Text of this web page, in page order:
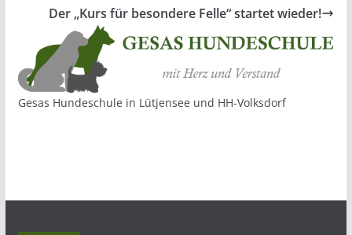
Der „Kurs für besondere Felle“ startet wieder!
Gesas Hundeschule in Lütjensee und HH-Volksdorf